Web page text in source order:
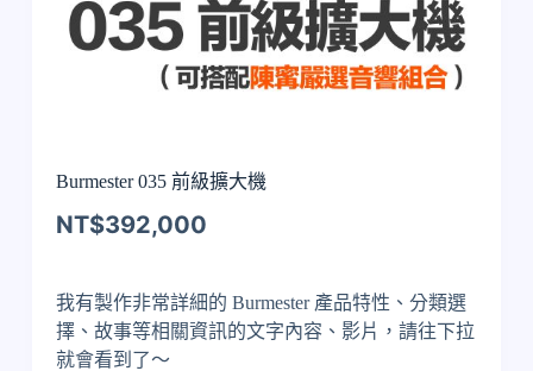
Burmester 035 前級擴大機
NT$392,000
我有製作非常詳細的 Burmester 產品特性、分類選
擇、故事等相關資訊的文字內容、影片，請往下拉
就會看到了～